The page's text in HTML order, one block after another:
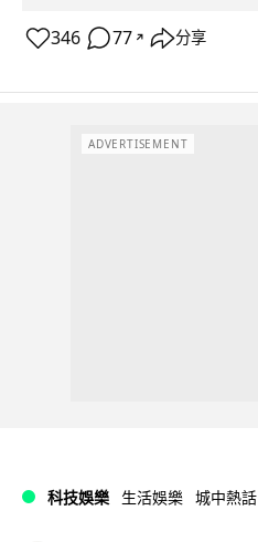
346 77 ↗ 分享
ADVERTISEMENT
科技娛樂 生活娛樂 城中熱話